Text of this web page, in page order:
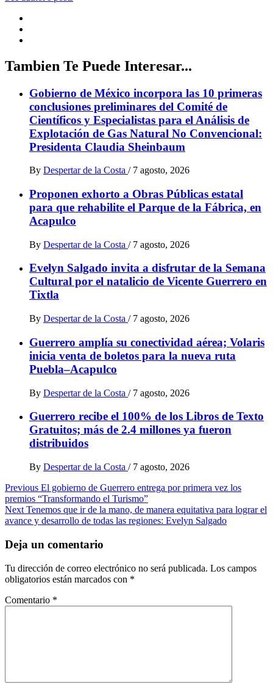
Tambien Te Puede Interesar...
Gobierno de México incorpora las 10 primeras
conclusiones preliminares del Comité de
Científicos y Especialistas para el Análisis de
Explotación de Gas Natural No Convencional:
Presidenta Claudia Sheinbaum
By Despertar de la Costa / 7 agosto, 2026
Proponen exhorto a Obras Públicas estatal
para que rehabilite el Parque de la Fábrica, en
Acapulco
By Despertar de la Costa / 7 agosto, 2026
Evelyn Salgado invita a disfrutar de la Semana
Cultural por el natalicio de Vicente Guerrero en
Tixtla
By Despertar de la Costa / 7 agosto, 2026
Guerrero amplía su conectividad aérea; Volaris
inicia venta de boletos para la nueva ruta
Puebla–Acapulco
By Despertar de la Costa / 7 agosto, 2026
Guerrero recibe el 100% de los Libros de Texto
Gratuitos; más de 2.4 millones ya fueron
distribuidos
By Despertar de la Costa / 7 agosto, 2026
Post
navigation
Previous El gobierno de Guerrero entrega por primera vez los
premios “Transformando el Turismo”
Next Tenemos que ir de la mano, de manera equitativa para lograr el
avance y desarrollo de todas las regiones: Evelyn Salgado
Deja un comentario
Tu dirección de correo electrónico no será publicada. Los campos
obligatorios están marcados con *
Comentario *